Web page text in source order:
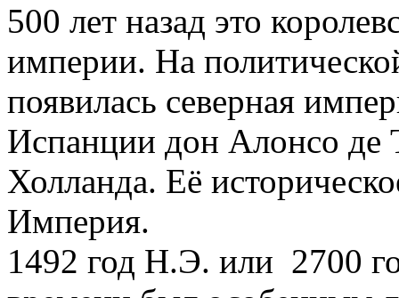
500 лет назад это
империи. На
появилась северная
Испанции дон Алонсо де
Холланда. Её
Империя.
1492 год Н.Э. или 2700